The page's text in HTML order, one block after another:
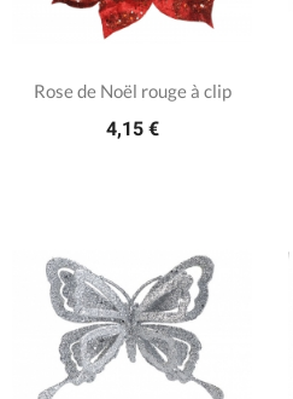
Rose de Noël rouge à clip
4,15 €